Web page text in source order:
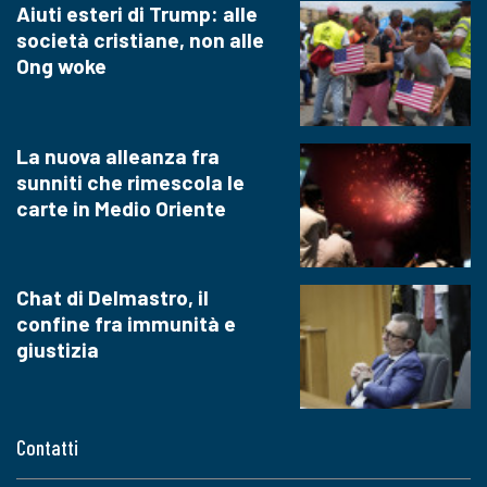
Contatti
Aiuti esteri di Trump: alle
società cristiane, non alle
Ong woke
La nuova alleanza fra
sunniti che rimescola le
carte in Medio Oriente
Chat di Delmastro, il
confine fra immunità e
giustizia